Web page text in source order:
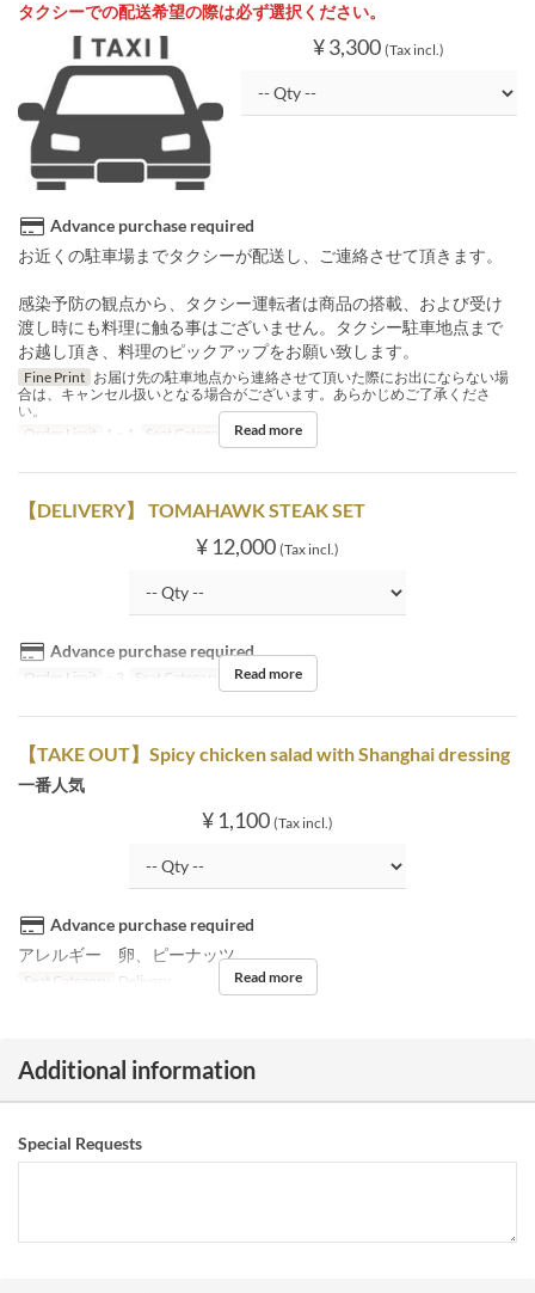
タクシーでの配送希望の際は必ず選択ください。
¥ 3,300 (Tax incl.)
Advance purchase required
お近くの駐車場までタクシーが配送し、ご連絡させて頂きます。
感染予防の観点から、タクシー運転者は商品の搭載、および受け
渡し時にも料理に触る事はございません。タクシー駐車地点まで
お越し頂き、料理のピックアップをお願い致します。
Fine Print お届け先の駐車地点から連絡させて頂いた際にお出にならない場
合は、キャンセル扱いとなる場合がございます。あらかじめご了承くださ
い。
Order Limit
1 ~ 1 Seat Category Delivery
Read more
【DELIVERY】 TOMAHAWK STEAK SET
¥ 12,000 (Tax incl.)
Advance purchase required
Order Limit ~ 3 Seat Category Delivery
Read more
【TAKE OUT】Spicy chicken salad with Shanghai dressing
一番人気
¥ 1,100 (Tax incl.)
Advance purchase required
アレルギー 卵、ピーナッツ
Seat Category Delivery Read more
Additional information
Special Requests